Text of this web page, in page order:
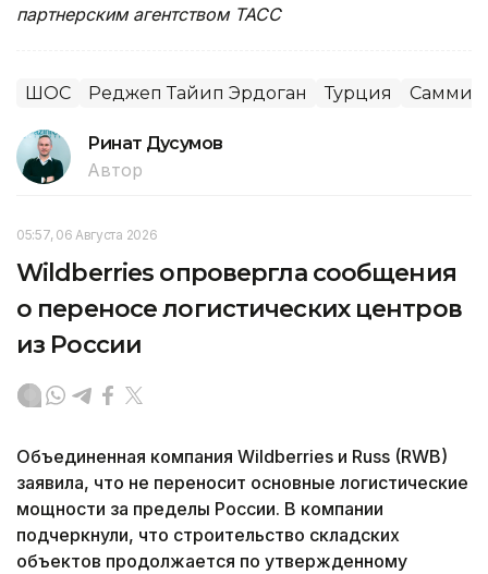
партнерским агентством ТАСС
ШОС Реджеп Тайип Эрдоган Турция
Ринат Дусумов
Автор
05:57, 06 Августа 2026
Wildberries опровергла сообщения
о переносе логистических центров
из России
Объединенная компания Wildberries и Russ (RWB)
заявила, что не переносит основные логистические
мощности за пределы России. В компании
подчеркнули, что строительство складских
объектов продолжается по утвержденному